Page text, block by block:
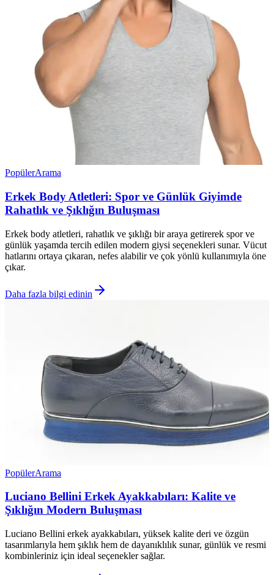
PopülerArama
Erkek Body Atletleri: Spor ve Günlük Giyimde
Rahatlık ve Şıklığın Buluşması
Erkek body atletleri, rahatlık ve şıklığı bir araya getirerek spor ve
günlük yaşamda tercih edilen modern giysi seçenekleri sunar. Vücut
hatlarını ortaya çıkaran, nefes alabilir ve çok yönlü kullanımıyla öne
çıkar.
Daha fazla bilgi edinin
PopülerArama
Luciano Bellini Erkek Ayakkabıları: Kalite ve
Şıklığın Modern Buluşması
Luciano Bellini erkek ayakkabıları, yüksek kalite deri ve özgün
tasarımlarıyla hem şıklık hem de dayanıklılık sunar, günlük ve resmi
kombinleriniz için ideal seçenekler sağlar.